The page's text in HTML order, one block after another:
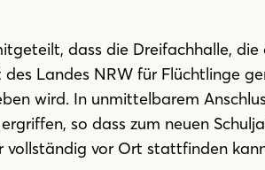
dass die Dreifachhalle, die
Landes NRW für Flüchtlinge
wird. In unmittelbarem
so dass zum neuen
vollständig vor Ort stattfinden